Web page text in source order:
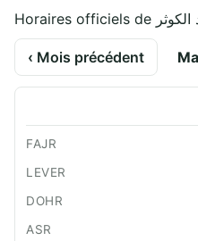
‹ Mois précédent